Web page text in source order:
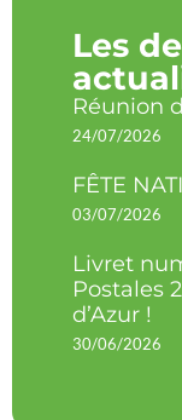
Les
Réunion
24/07/2026
FÊTE
03/07/2026
Livret
Postales
d’Azur !
30/06/2026